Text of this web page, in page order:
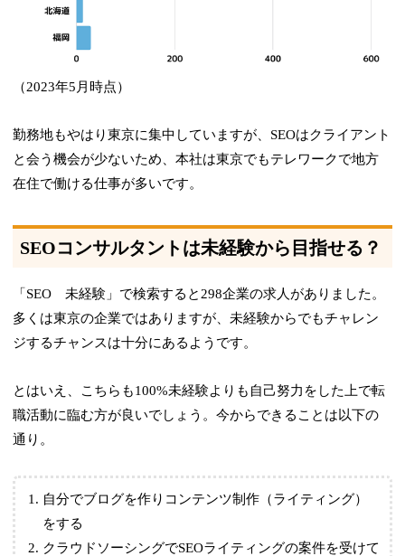
（2023年5月時点）
勤務地もやはり東京に集中していますが、SEOはクライアント
と会う機会が少ないため、本社は東京でもテレワークで地方
在住で働ける仕事が多いです。
SEOコンサルタントは未経験から目指せる？
「SEO 未経験」で検索すると298企業の求人がありました。
多くは東京の企業ではありますが、未経験からでもチャレン
ジするチャンスは十分にあるようです。
とはいえ、こちらも100%未経験よりも自己努力をした上で転
職活動に臨む方が良いでしょう。今からできることは以下の
通り。
自分でブログを作りコンテンツ制作（ライティング）
をする
クラウドソーシングでSEOライティングの案件を受けて